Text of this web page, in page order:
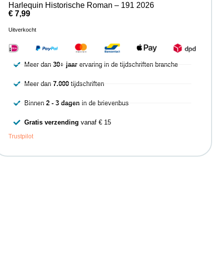
Harlequin Historische Roman – 191 2026
€7,99
Uitverkocht
Meer dan30+ jaar ervaring in de tijdschriften branche
Meer dan7.000 tijdschriften
Binnen2 - 3 dagen in de brievenbus
Gratis verzending vanaf € 15
Trustpilot